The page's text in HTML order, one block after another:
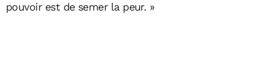
pouvoir est de semer la peur. »